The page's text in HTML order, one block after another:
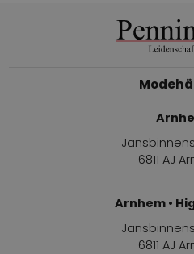
6811 AJ
Arnhem •
6811 AJ